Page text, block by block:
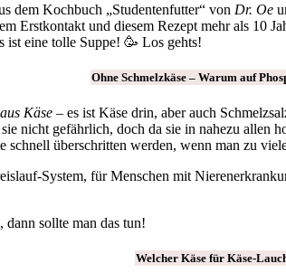
dem Kochbuch „Studentenfutter“ von Dr. Oe
Erstkontakt und diesem Rezept mehr als 10
ist eine tolle Suppe! 🥳 Los gehts!
Ohne Schmelzkäse – Warum auf
Käse – es ist Käse drin, aber auch
nicht gefährlich, doch da sie in nahezu
überschritten werden, wenn man zu
System, für Menschen mit
sollte man das tun!
Welcher Käse für Käse-